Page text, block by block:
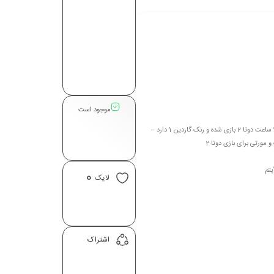
توضيحات : دارای بازی GTA V premiuim ریجن آرژانتین و مقدار والت 31 پزو (واحد آرژانتین ) – 940 ساعت دوتا 2 بازی شده و رنک گاردین 1 دارد –
موجود است
لایک 0
اشتراک